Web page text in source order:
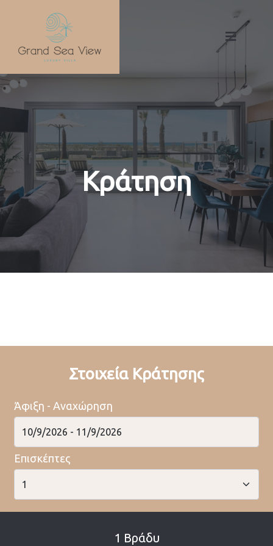
Κράτηση
Στοιχεία Κράτησης
Άφιξη - Αναχώρηση
Επισκέπτες
1 Βράδυ